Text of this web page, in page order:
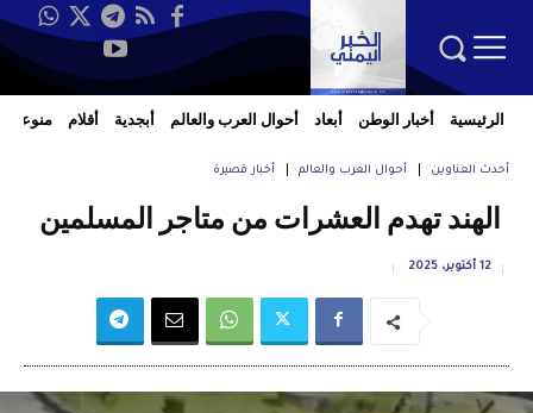
الرئيسية أخبار الوطن أبعاد أحوال العرب والعالم أبجدية أقلام منوعات
أحدث العناوين أحوال العرب والعالم أخبار قصيرة
الهند تهدم العشرات من متاجر المسلمين
12 أكتوبر، 2025